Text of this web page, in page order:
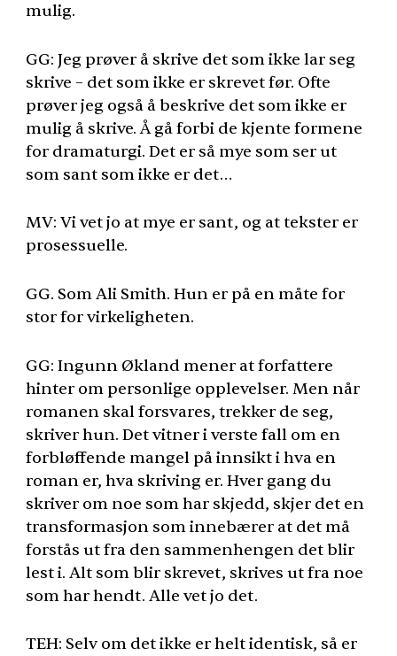
mulig.
GG: Jeg prøver å skrive det som ikke lar seg
skrive – det som ikke er skrevet før. Ofte
prøver jeg også å beskrive det som ikke er
mulig å skrive. Å gå forbi de kjente formene
for dramaturgi. Det er så mye som ser ut
som sant som ikke er det…
MV: Vi vet jo at mye er sant, og at tekster er
prosessuelle.
GG. Som Ali Smith. Hun er på en måte for
stor for virkeligheten.
GG: Ingunn Økland mener at forfattere
hinter om personlige opplevelser. Men når
romanen skal forsvares, trekker de seg,
skriver hun. Det vitner i verste fall om en
forbløffende mangel på innsikt i hva en
roman er, hva skriving er. Hver gang du
skriver om noe som har skjedd, skjer det en
transformasjon som innebærer at det må
forstås ut fra den sammenhengen det blir
lest i. Alt som blir skrevet, skrives ut fra noe
som har hendt. Alle vet jo det.
TEH: Selv om det ikke er helt identisk, så er